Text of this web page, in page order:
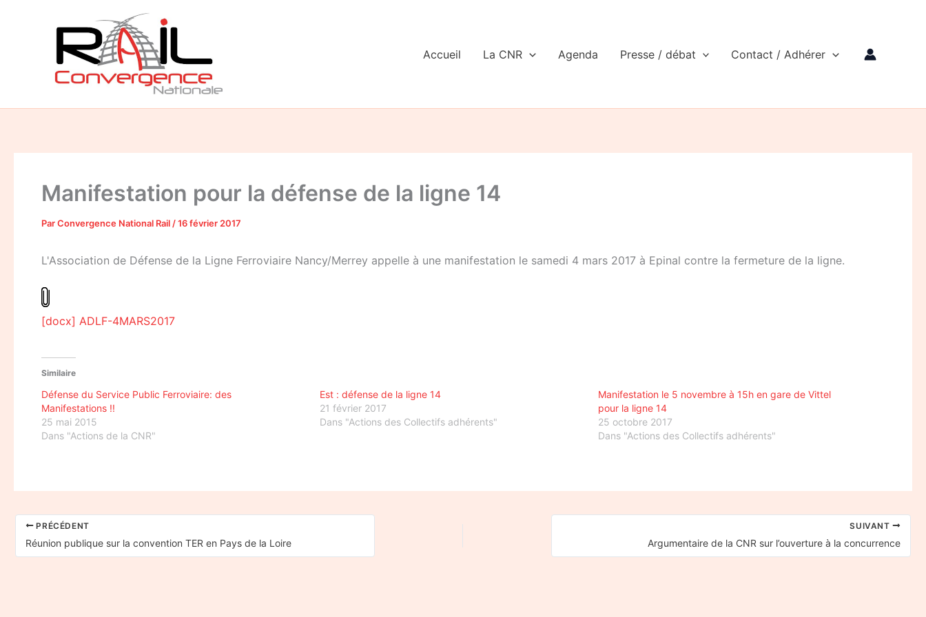
Accueil La CNR Agenda Presse / débat Contact / Adhérer
Manifestation pour la défense de la ligne 14
ParConvergence National Rail /16 février 2017
L'Association de Défense de la Ligne Ferroviaire Nancy/Merrey appelle à une manifestation le samedi 4 mars 2017 à Epinal contre la fermeture de la ligne.
[docx] ADLF-4MARS2017
Similaire
Défense du Service Public Ferroviaire: des
Manifestations !!
25 mai 2015
Dans "Actions de la CNR"
Est : défense de la ligne 14
21 février 2017
Dans "Actions des Collectifs adhérents"
Manifestation le 5 novembre à 15h en gare de Vittel
pour la ligne 14
25 octobre 2017
Dans "Actions des Collectifs adhérents"
PRÉCÉDENT
Réunion publique sur la convention TER en Pays de la Loire
SUIVANT
Argumentaire de la CNR sur l’ouverture à la concurrence